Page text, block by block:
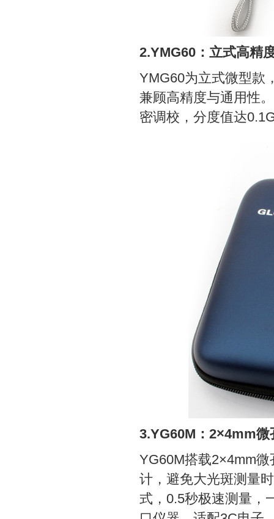
2.YMG60：立式高精
YMG60为立式微型款
兼顾高精度与通用性
密调校，分度值达
3.YG60M：2×4mm
YG60M搭载2×4mm
计，避免大光斑测量
式，0.5秒极速测量，